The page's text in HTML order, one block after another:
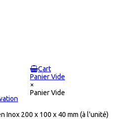
Cart
Panier Vide
×
Panier Vide
Inox 200 x 100 x 40 mm (à l'unité)